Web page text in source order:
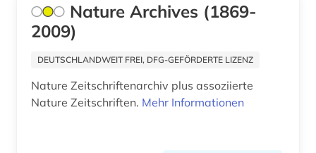
musik (1)
nanotechnologie (3)
Nature Archives (1869-
2009)
DEUTSCHLANDWEIT FREI, DFG-GEFÖRDERTE LIZENZ
Nature Zeitschriftenarchiv plus assoziierte
Nature Zeitschriften. Mehr Informationen